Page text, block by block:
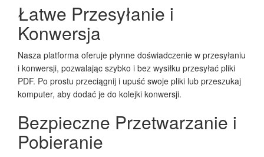
Łatwe Przesyłanie i
Konwersja
Nasza platforma oferuje płynne doświadczenie w przesyłaniu
i konwersji, pozwalając szybko i bez wysiłku przesyłać pliki
PDF. Po prostu przeciągnij i upuść swoje pliki lub przeszukaj
komputer, aby dodać je do kolejki konwersji.
Bezpieczne Przetwarzanie i
Pobieranie